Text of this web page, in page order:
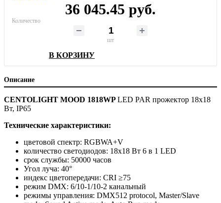
36 045.45 руб.
Количество
шт
В КОРЗИНУ
Описание
CENTOLIGHT MOOD 1818WPLED PAR прожектор 18х18
Вт, IP65
Технические характеристики:
цветовой спектр: RGBWA+V
количество светодиодов: 18х18 Вт 6 в 1 LED
срок службы: 50000 часов
Угол луча: 40°
индекс цветопередачи: CRI ≥75
режим DMX: 6/10-1/10-2 канальный
режимы управления: DMX512 protocol, Master/Slave